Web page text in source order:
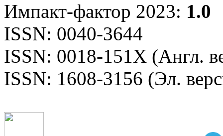
Импакт-фактор 2023: 1.0
ISSN: 0040-3644
ISSN: 0018-151X (Англ.
ISSN: 1608-3156 (Эл.